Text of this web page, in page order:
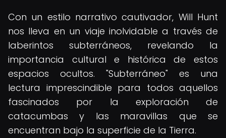
Con un estilo narrativo cautivador, Will Hunt
nos lleva en un viaje inolvidable a través de
laberintos subterráneos, revelando la
importancia cultural e histórica de estos
espacios ocultos. "Subterráneo" es una
lectura imprescindible para todos aquellos
fascinados por la exploración de
catacumbas y las maravillas que se
encuentran bajo la superficie de la Tierra.